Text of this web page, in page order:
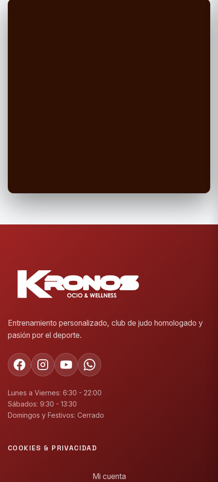
Entrenamiento personalizado, club de judo homologado y
pasión por el deporte.
Lunes a Viernes: 6:30 - 22:00
Sábados: 9:30 - 13:30
Domingos y Festivos: Cerrado
COOKIES & PRIVACIDAD
Mi cuenta